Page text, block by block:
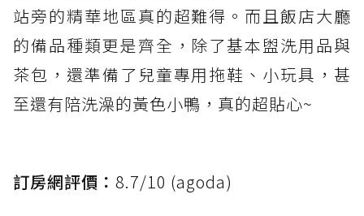
站旁的精華地區真的超難得。而且飯店大廳
的備品種類更是齊全，除了基本盥洗用品與
茶包，還準備了兒童專用拖鞋、小玩具，甚
至還有陪洗澡的黃色小鴨，真的超貼心~
訂房網評價： 8.7/10 (agoda)